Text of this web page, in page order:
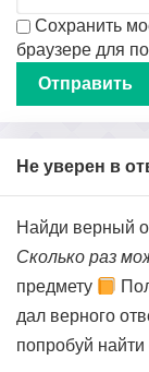
Сохранить
браузере для
Не уверен в
Найди верный
Сколько раз
предмету
дал верного
попробуй